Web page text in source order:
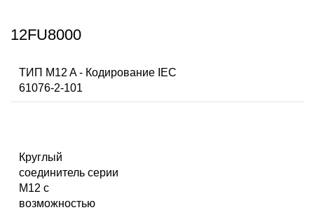
12FU8000
ТИП M12 A - Кодирование IEC
61076-2-101
Круглый
соединитель серии
M12 с
возможностью